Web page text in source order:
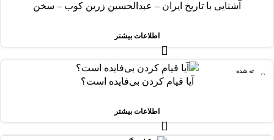
آشنایی با تاریخ ایران – عبدالحسین زرین کوب – سخن
اطلاعات بیشتر
فروخته شده
آیا قیام کردن بی‌فایده است؟
اطلاعات بیشتر